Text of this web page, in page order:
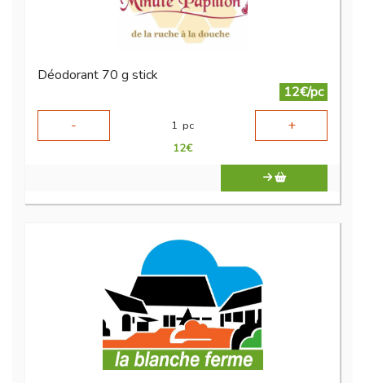
Déodorant 70 g stick
12€/pc
-
1 pc +
12€